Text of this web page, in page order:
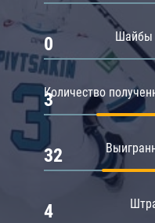
Шайбы
0
Количество
3
32
4